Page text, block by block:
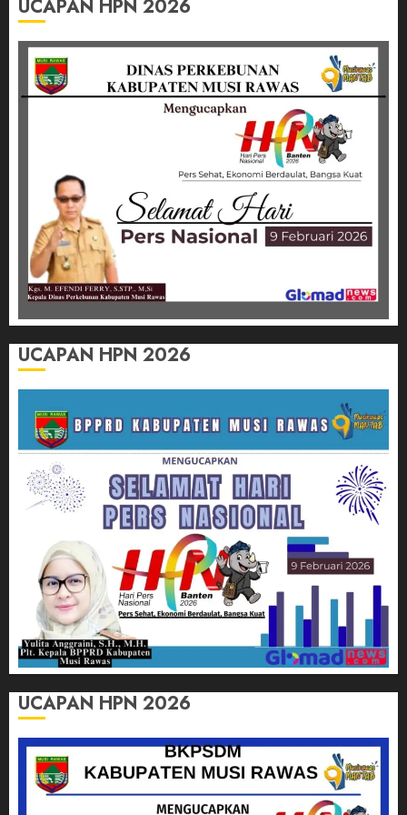
UCAPAN HPN 2026
UCAPAN HPN 2026
UCAPAN HPN 2026